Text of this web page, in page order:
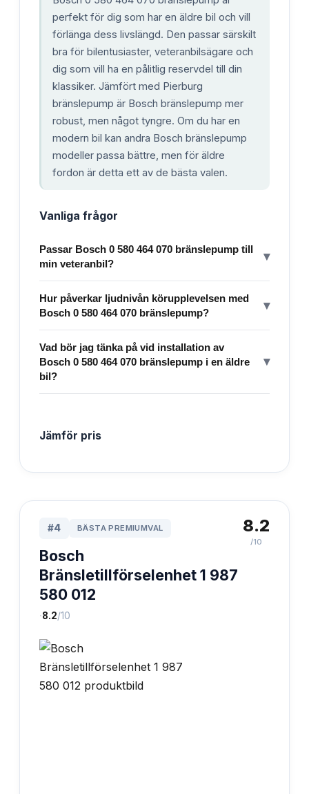
perfekt för dig som har en äldre bil och vill
förlänga dess livslängd. Den passar särskilt
bra för bilentusiaster, veteranbilsägare och
dig som vill ha en pålitlig reservdel till din
klassiker. Jämfört med Pierburg
bränslepump är Bosch bränslepump mer
robust, men något tyngre. Om du har en
modern bil kan andra Bosch bränslepump
modeller passa bättre, men för äldre
fordon är detta ett av de bästa valen.
Vanliga frågor
Passar Bosch 0 580 464 070 bränslepump till
min veteranbil?
▾
Hur påverkar ljudnivån körupplevelsen med
Bosch 0 580 464 070 bränslepump?
▾
Vad bör jag tänka på vid installation av
Bosch 0 580 464 070 bränslepump i en äldre
bil?
▾
Jämför pris
#4 BÄSTA PREMIUMVAL
Bosch
Bränsletillförselenhet 1 987
580 012
·8.2/10
8.2
/10